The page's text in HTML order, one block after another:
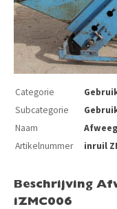
Categorie
Subcategorie
Naam
Artikelnummer
inruil
Beschrijving
iZMC006